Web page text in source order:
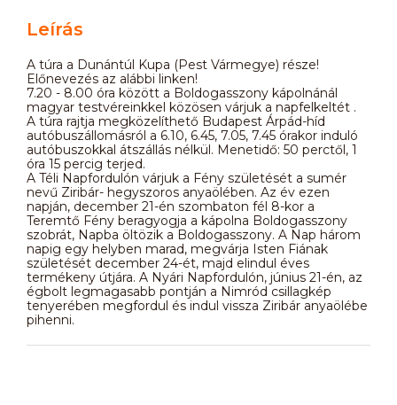
Leírás
A túra a Dunántúl Kupa (Pest Vármegye) része!
Előnevezés az alábbi linken!
7.20 - 8.00 óra között a Boldogasszony kápolnánál
magyar testvéreinkkel közösen várjuk a napfelkeltét .
A túra rajtja megközelíthető Budapest Árpád-híd
autóbuszállomásról a 6.10, 6.45, 7.05, 7.45 órakor induló
autóbuszokkal átszállás nélkül. Menetidő: 50 perctől, 1
óra 15 percig terjed.
A Téli Napfordulón várjuk a Fény születését a sumér
nevű Ziribár- hegyszoros anyaölében. Az év ezen
napján, december 21-én szombaton fél 8-kor a
Teremtő Fény beragyogja a kápolna Boldogasszony
szobrát, Napba öltözik a Boldogasszony. A Nap három
napig egy helyben marad, megvárja Isten Fiának
születését december 24-ét, majd elindul éves
termékeny útjára. A Nyári Napfordulón, június 21-én, az
égbolt legmagasabb pontján a Nimród csillagkép
tenyerében megfordul és indul vissza Ziribár anyaölébe
pihenni.